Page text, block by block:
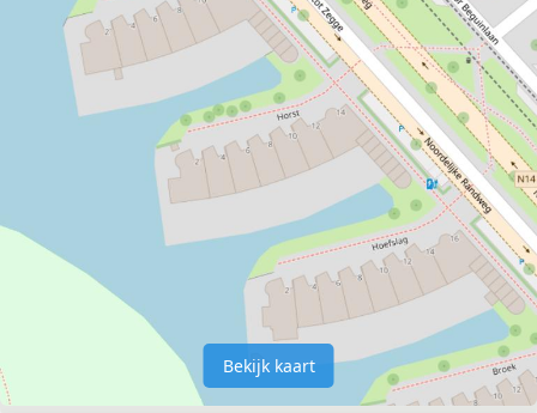
Bekijk kaart